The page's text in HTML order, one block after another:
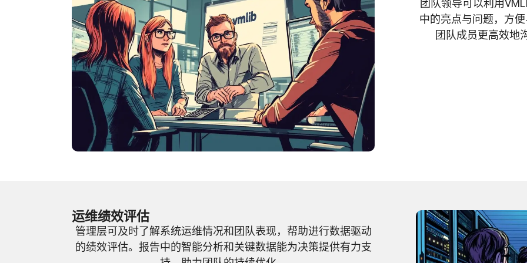
团队领导可以利用
中的亮点与问题，方
团队成员更高效地
运维绩效评估
管理层可及时了解系统运维情况和团队表现，帮助进行数据驱动
的绩效评估。报告中的智能分析和关键数据能为决策提供有力支